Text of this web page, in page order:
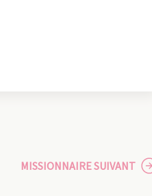
MISSIONNAIRE SUIVANT